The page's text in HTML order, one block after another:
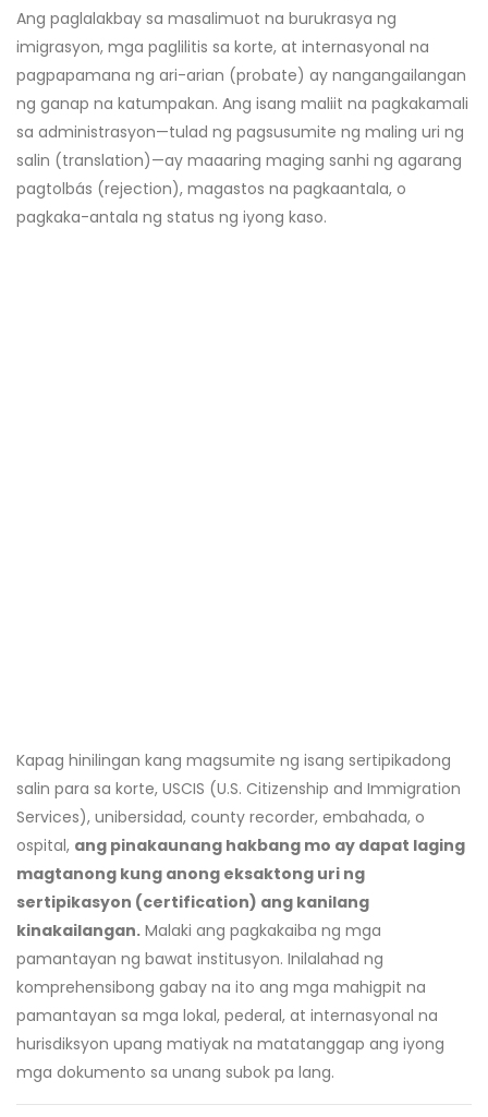
Ang paglalakbay sa masalimuot na burukrasya ng
imigrasyon, mga paglilitis sa korte, at internasyonal na
pagpapamana ng ari-arian (probate) ay nangangailangan
ng ganap na katumpakan. Ang isang maliit na pagkakamali
sa administrasyon—tulad ng pagsusumite ng maling uri ng
salin (translation)—ay maaaring maging sanhi ng agarang
pagtolbás (rejection), magastos na pagkaantala, o
pagkaka-antala ng status ng iyong kaso.
Kapag hinilingan kang magsumite ng isang sertipikadong
salin para sa korte, USCIS (U.S. Citizenship and Immigration
Services), unibersidad, county recorder, embahada, o
ospital, ang pinakaunang hakbang mo ay dapat laging
magtanong kung anong eksaktong uri ng
sertipikasyon (certification) ang kanilang
kinakailangan. Malaki ang pagkakaiba ng mga
pamantayan ng bawat institusyon. Inilalahad ng
komprehensibong gabay na ito ang mga mahigpit na
pamantayan sa mga lokal, pederal, at internasyonal na
hurisdiksyon upang matiyak na matatanggap ang iyong
mga dokumento sa unang subok pa lang.